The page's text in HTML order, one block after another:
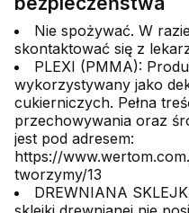
Nie spożywać. W
skontaktować się z
PLEXI (PMMA):
wykorzystywany jako
cukierniczych. Pełna
przechowywania oraz
jest pod adresem:
https://
tworzymy/13
DREWNIANA